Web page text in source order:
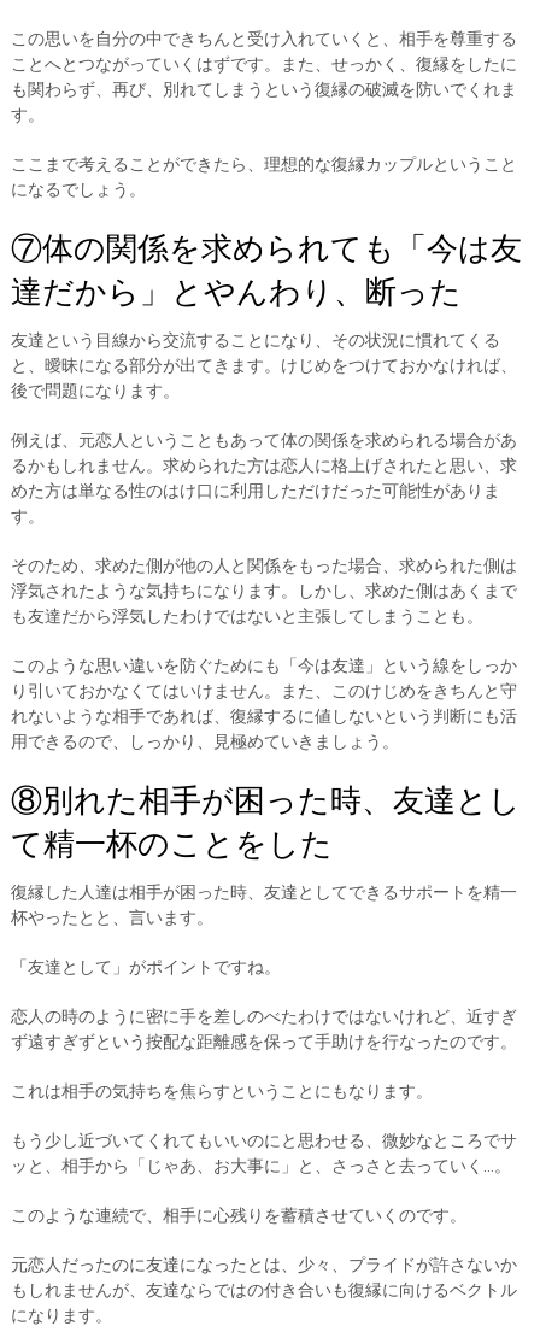
この思いを自分の中できちんと受け入れていくと、相手を尊重する
ことへとつながっていくはずです。また、せっかく、復縁をしたに
も関わらず、再び、別れてしまうという復縁の破滅を防いでくれま
す。
ここまで考えることができたら、理想的な復縁カップルということ
になるでしょう。
⑦体の関係を求められても「今は友
達だから」とやんわり、断った
友達という目線から交流することになり、その状況に慣れてくる
と、曖昧になる部分が出てきます。けじめをつけておかなければ、
後で問題になります。
例えば、元恋人ということもあって体の関係を求められる場合があ
るかもしれません。求められた方は恋人に格上げされたと思い、求
めた方は単なる性のはけ口に利用しただけだった可能性がありま
す。
そのため、求めた側が他の人と関係をもった場合、求められた側は
浮気されたような気持ちになります。しかし、求めた側はあくまで
も友達だから浮気したわけではないと主張してしまうことも。
このような思い違いを防ぐためにも「今は友達」という線をしっか
り引いておかなくてはいけません。また、このけじめをきちんと守
れないような相手であれば、復縁するに値しないという判断にも活
用できるので、しっかり、見極めていきましょう。
⑧別れた相手が困った時、友達とし
て精一杯のことをした
復縁した人達は相手が困った時、友達としてできるサポートを精一
杯やったとと、言います。
「友達として」がポイントですね。
恋人の時のように密に手を差しのべたわけではないけれど、近すぎ
ず遠すぎずという按配な距離感を保って手助けを行なったのです。
これは相手の気持ちを焦らすということにもなります。
もう少し近づいてくれてもいいのにと思わせる、微妙なところでサ
ッと、相手から「じゃあ、お大事に」と、さっさと去っていく…。
このような連続で、相手に心残りを蓄積させていくのです。
元恋人だったのに友達になったとは、少々、プライドが許さないか
もしれませんが、友達ならではの付き合いも復縁に向けるベクトル
になります。